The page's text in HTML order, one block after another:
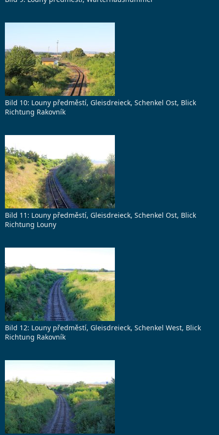
Bild 10: Louny předměstí, Gleisdreieck, Schenkel Ost, Blick
Richtung Rakovník
Bild 11: Louny předměstí, Gleisdreieck, Schenkel Ost, Blick
Richtung Louny
Bild 12: Louny předměstí, Gleisdreieck, Schenkel West, Blick
Richtung Rakovník